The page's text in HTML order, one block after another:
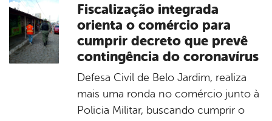
Fiscalização integrada
orienta o comércio para
cumprir decreto que prevê
contingência do coronavírus
Defesa Civil de Belo Jardim, realiza
mais uma ronda no comércio junto à
Policia Militar, buscando cumprir o